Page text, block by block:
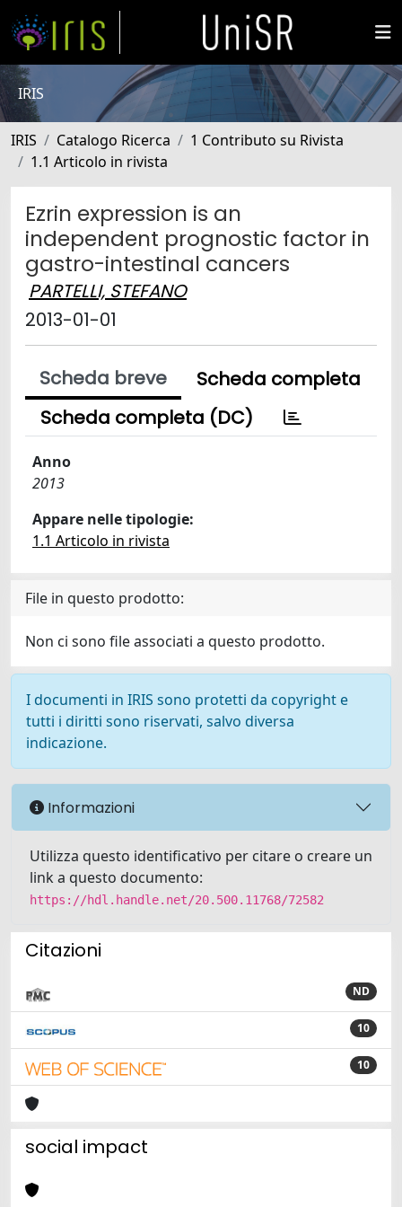
IRIS
IRIS Catalogo Ricerca
1 Contributo su Rivista
1.1 Articolo in rivista
Ezrin expression is an
independent prognostic factor in
gastro-intestinal cancers
PARTELLI, STEFANO
2013-01-01
Scheda breve
Scheda completa
Scheda completa (DC)
Anno
2013
Appare nelle tipologie:
1.1 Articolo in rivista
File in questo prodotto:
Non ci sono file associati a questo prodotto.
I documenti in IRIS sono protetti da copyright e
tutti i diritti sono riservati, salvo diversa
indicazione.
Informazioni
Utilizza questo identificativo per citare o creare un
link a questo documento:
https://hdl.handle.net/20.500.11768/72582
Citazioni
ND
10
10
social impact